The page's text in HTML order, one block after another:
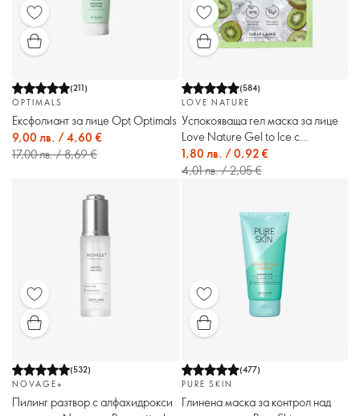
(211)
OPTIMALS
Ексфолиант за лице Opt Optimals
9,00 лв. / 4,60 €
17,00 лв. / 8,69 €
(584)
LOVE NATURE
Успокояваща гел маска за лице
Love Nature Gel to Ice с
органично киви
1,80 лв. / 0,92 €
4,01 лв. / 2,05 €
(532)
NOVAGE+
Пилинг разтвор с алфахидрокси
(477)
PURE SKIN
Глинена маска за контрол над